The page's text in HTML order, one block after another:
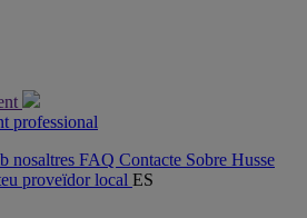
professional
nosaltres FAQ Contacte Sobre Husse
proveïdor local ES